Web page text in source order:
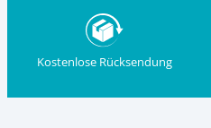
Kostenlose Rücksendung